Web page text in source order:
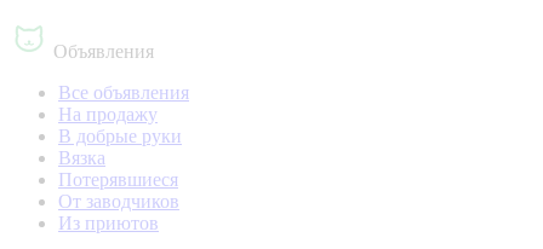
Объявления
Все объявления
На продажу
В добрые руки
Вязка
Потерявшиеся
От заводчиков
Из приютов